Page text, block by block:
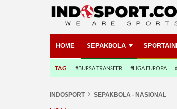
HOME SEPAKBOLA
TAG #BURSA TRANSFER #LIGA EUROPA
INDOSPORT SEPAKBOLA - NASIONAL